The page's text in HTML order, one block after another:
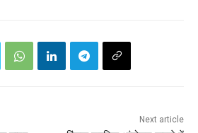
Next article